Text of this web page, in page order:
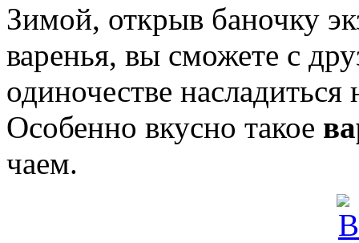
Зимой, открыв баночку
варенья, вы сможете с
одиночестве
Особенно вкусно такое
чаем.